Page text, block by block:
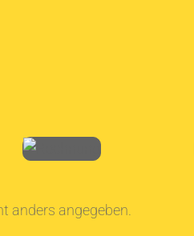
anders angegeben.